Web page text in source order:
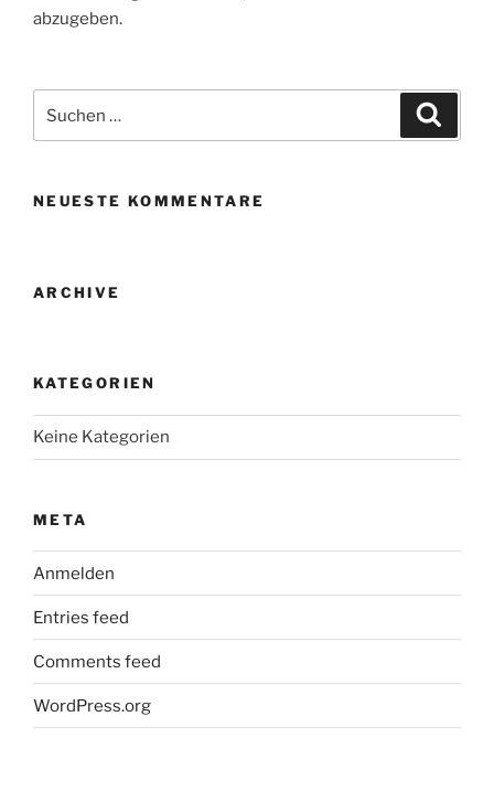
o
k
o
abzugeben.
nach:
NEUESTE KOMMENTARE
ARCHIVE
KATEGORIEN
Keine Kategorien
META
Anmelden
Entries feed
Comments feed
WordPress.org